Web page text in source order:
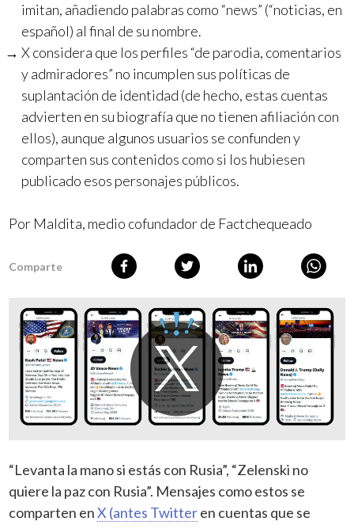
imitan, añadiendo palabras como “news” (“noticias, en
español) al final de su nombre.
X considera que los perfiles “de parodia, comentarios
y admiradores” no incumplen sus políticas de
suplantación de identidad (de hecho, estas cuentas
advierten en su biografía que no tienen afiliación con
ellos), aunque algunos usuarios se confunden y
comparten sus contenidos como si los hubiesen
publicado esos personajes públicos.
Por Maldita, medio cofundador de Factchequeado
Comparte
“Levanta la mano si estás con Rusia”, “Zelenski no
quiere la paz con Rusia”. Mensajes como estos se
comparten enX (antes Twitteren cuentas que se